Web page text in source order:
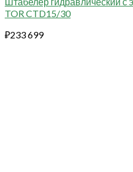
TOR CTD15/30
₽233 699